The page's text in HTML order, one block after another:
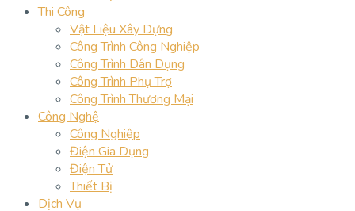
Thi Công
Vật Liệu Xây Dựng
Công Trình Công Nghiệp
Công Trình Dân Dụng
Công Trình Phụ Trợ
Công Trình Thương Mại
Công Nghệ
Công Nghiệp
Điện Gia Dụng
Điện Tử
Thiết Bị
Dịch Vụ